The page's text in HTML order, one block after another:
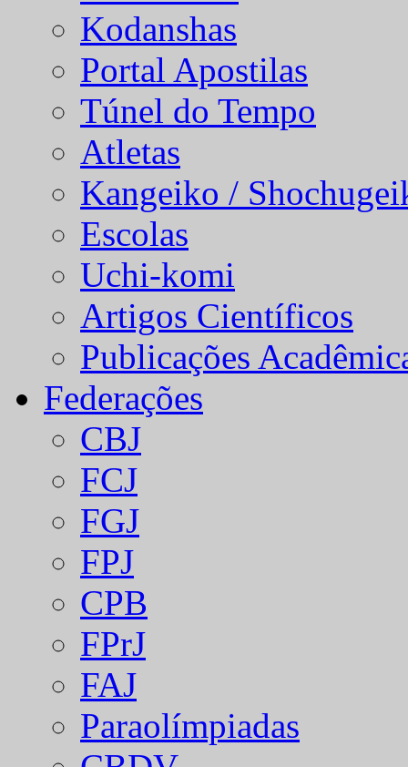
Kodanshas
Portal Apostilas
Túnel do Tempo
Atletas
Kangeiko /
Escolas
Uchi-komi
Artigos Científicos
Publicações
Federações
CBJ
FCJ
FGJ
FPJ
CPB
FPrJ
FAJ
Paraolímpiadas